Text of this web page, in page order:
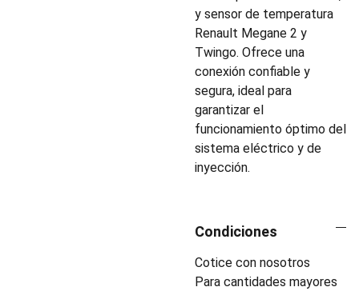
y sensor de temperatura
Renault Megane 2 y
Twingo. Ofrece una
conexión confiable y
segura, ideal para
garantizar el
funcionamiento óptimo del
sistema eléctrico y de
inyección.
Condiciones
Cotice con nosotros
Para cantidades mayores